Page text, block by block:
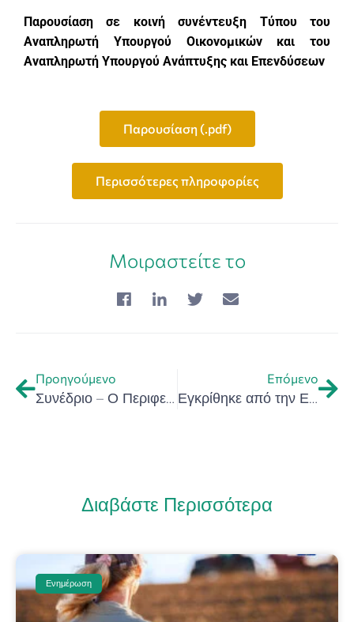
Παρουσίαση σε κοινή συνέντευξη Τύπου του
Αναπληρωτή Υπουργού Οικονομικών και του
Αναπληρωτή Υπουργού Ανάπτυξης και Επενδύσεων
Παρουσίαση (.pdf)
Περισσότερες πληροφορίες
Μοιραστείτε το
Προηγούμενο
Συνέδριο – Ο Περιφερειακός Μηχανισμός Παρακολούθησης της Αγοράς Εργασίας και η Αγορά Εργασίας στην Κρήτη και την Ελλάδα – Τρίτη, 7 Ιουνίου 2022
Επόμενο
Εγκρίθηκε από την Ευρωπαϊκή Επιτροπή το πρόγραμμα «Ανταγωνιστικότητα 2021-2027», δημόσιας δαπάνης 3,9 δισ. ευρώ
Διαβάστε Περισσότερα
Ενημέρωση